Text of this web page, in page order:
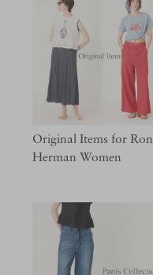
Original Items for Ron
Herman Women